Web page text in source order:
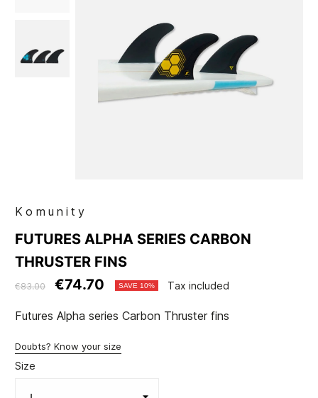
Komunity
FUTURES ALPHA SERIES CARBON
THRUSTER FINS
€83.00 €74.70 SAVE 10% Tax included
Futures Alpha series Carbon Thruster fins
Doubts? Know your size
Size